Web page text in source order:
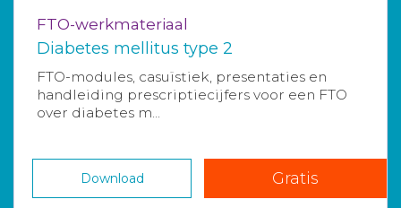
FTO-werkmateriaal
Diabetes mellitus type 2
FTO-modules, casuïstiek, presentaties en
handleiding prescriptiecijfers voor een FTO
over diabetes m...
Download Gratis